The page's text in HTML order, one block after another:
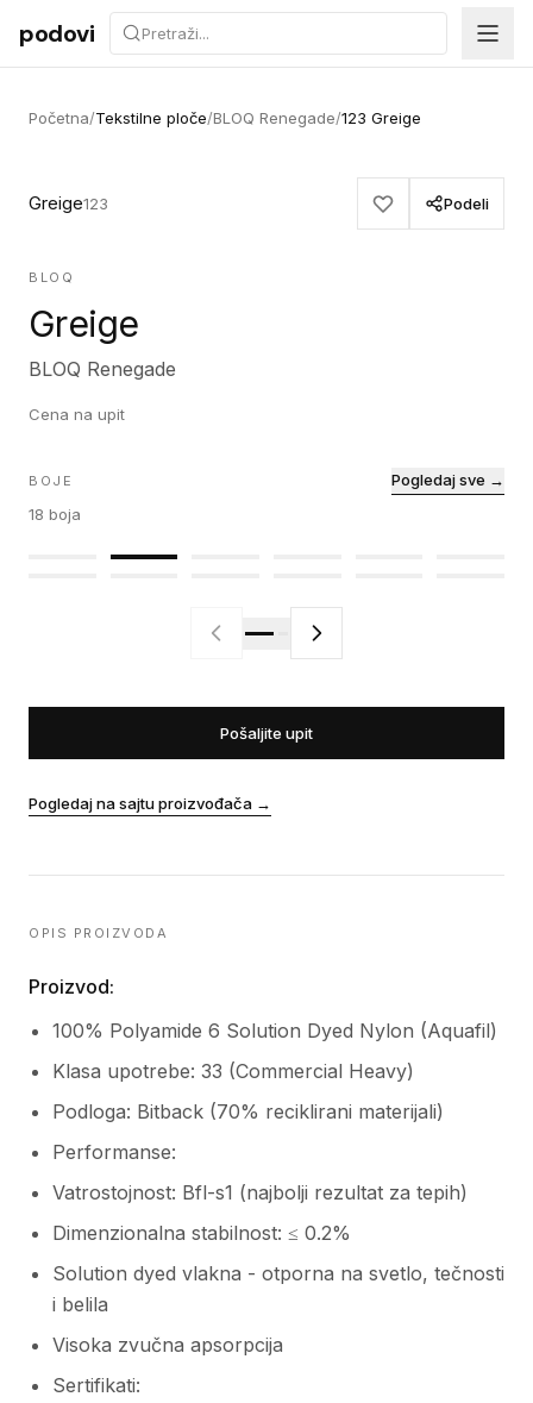
Preskoči na sadržaj
podovi
Početna/Tekstilne ploče/BLOQ Renegade/123 Greige
Greige123 Podeli
BLOQ
Greige
BLOQ Renegade
Cena na upit
BOJE
18 boja
Pogledaj sve →
Pošaljite upit
Pogledaj na sajtu proizvođača →
OPIS PROIZVODA
Proizvod:
100% Polyamide 6 Solution Dyed Nylon (Aquafil)
Klasa upotrebe: 33 (Commercial Heavy)
Podloga: Bitback (70% reciklirani materijali)
Performanse:
Vatrostojnost: Bfl-s1 (najbolji rezultat za tepih)
Dimenzionalna stabilnost: ≤ 0.2%
Solution dyed vlakna - otporna na svetlo, tečnosti
i belila
Visoka zvučna apsorpcija
Sertifikati: